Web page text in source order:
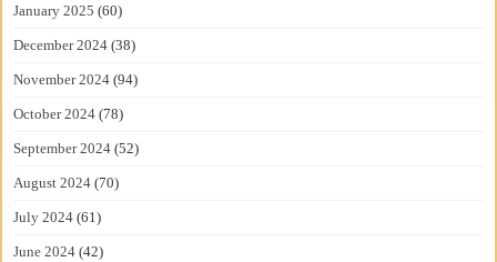
January 2025 (60)
December 2024 (38)
November 2024 (94)
October 2024 (78)
September 2024 (52)
August 2024 (70)
July 2024 (61)
June 2024 (42)